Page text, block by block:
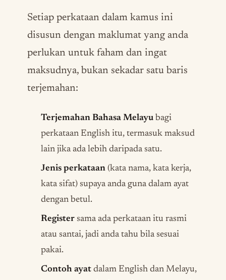
Setiap perkataan dalam kamus ini
disusun dengan maklumat yang anda
perlukan untuk faham dan ingat
maksudnya, bukan sekadar satu baris
terjemahan:
Terjemahan Bahasa Melayu bagi
perkataan English itu, termasuk maksud
lain jika ada lebih daripada satu.
Jenis perkataan (kata nama, kata kerja,
kata sifat) supaya anda guna dalam ayat
dengan betul.
Register sama ada perkataan itu rasmi
atau santai, jadi anda tahu bila sesuai
pakai.
Contoh ayat dalam English dan Melayu,